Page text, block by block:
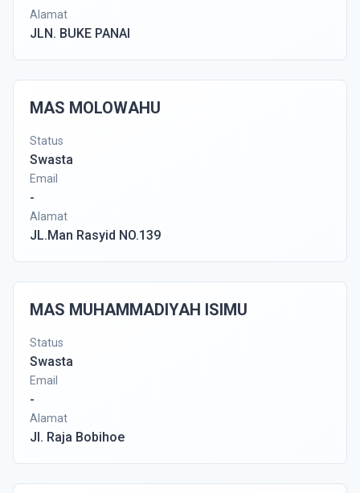
Alamat
JLN. BUKE PANAI
MAS MOLOWAHU
Status
Swasta
Email
-
Alamat
JL.Man Rasyid NO.139
MAS MUHAMMADIYAH ISIMU
Status
Swasta
Email
-
Alamat
Jl. Raja Bobihoe